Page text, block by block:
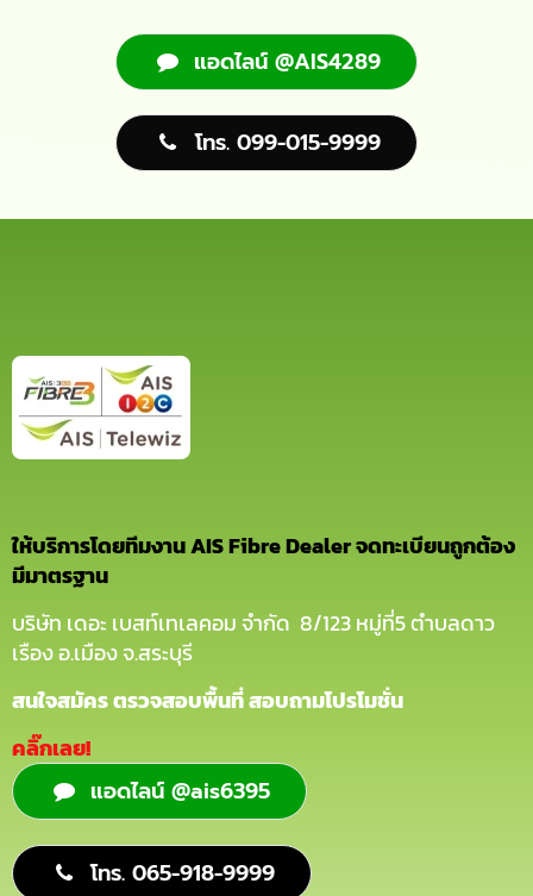
แอดไลน์ @AIS4289
โทร. 099-015-9999
ให้บริการโดยทีมงาน AIS Fibre Dealer จดทะเบียนถูกต้อง
มีมาตรฐาน
บริษัท เดอะ เบสท์เทเลคอม จำกัด 8/123 หมู่ที่5 ตำบลดาว
เรือง อ.เมือง จ.สระบุรี
สนใจสมัคร ตรวจสอบพื้นที่ สอบถามโปรโมชั่น
คลิ๊กเลย!
แอดไลน์ @ais6395
โทร. 065-918-9999